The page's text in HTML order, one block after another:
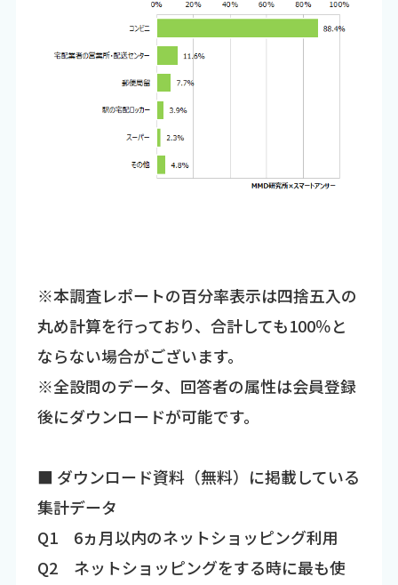
※本調査レポートの百分率表示は四捨五入の
丸め計算を行っており、合計しても100％と
ならない場合がございます。
※全設問のデータ、回答者の属性は会員登録
後にダウンロードが可能です。
■ ダウンロード資料（無料）に掲載している
集計データ
Q1 6ヵ月以内のネットショッピング利用
Q2 ネットショッピングをする時に最も使